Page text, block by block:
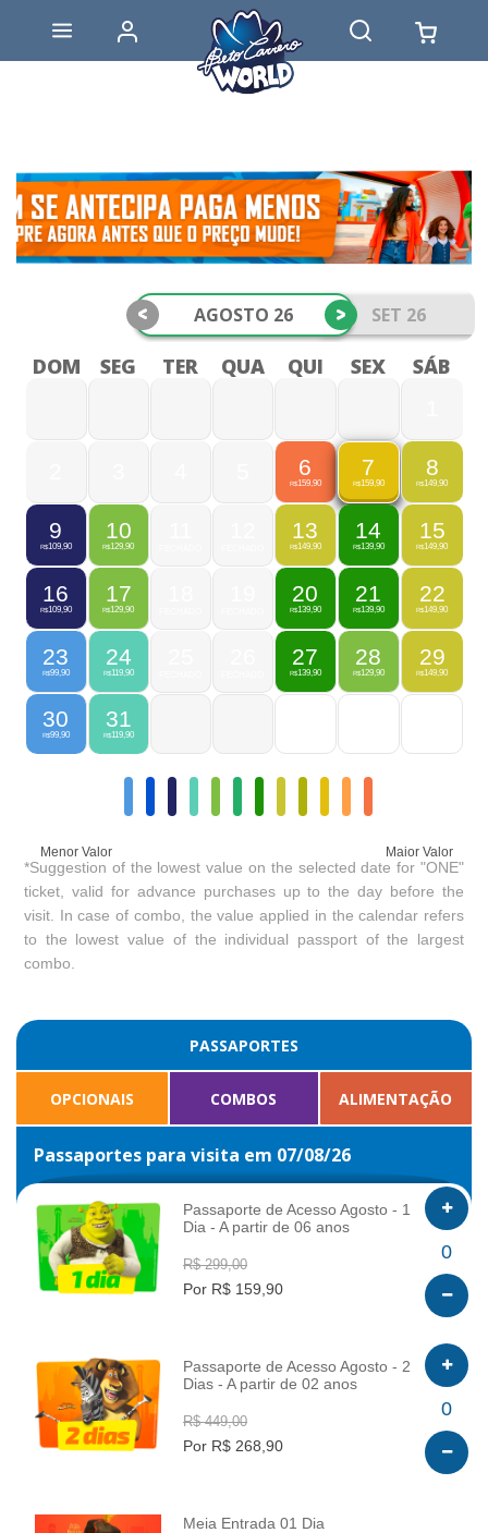
AGOSTO 26 SET 26
< >
DOM SEG TER QUA QUI SEX SÁB
6
R$159,90
7
R$159,90
8
R$149,90
9
R$109,90
10
R$129,90
13
R$149,90
14
R$139,90
15
R$149,90
16
R$109,90
17
R$129,90
20
R$139,90
21
R$139,90
22
R$149,90
23
R$99,90
24
R$119,90
27
R$139,90
28
R$129,90
29
R$149,90
30
R$99,90
31
R$119,90
Menor Valor Maior Valor
*Suggestion of the lowest value on the selected date for "ONE"
ticket, valid for advance purchases up to the day before the
visit. In case of combo, the value applied in the calendar refers
to the lowest value of the individual passport of the largest
combo.
PASSAPORTES
OPCIONAIS COMBOS ALIMENTAÇÃO
Passaportes para visita em 07/08/26
INFO
Passaporte de Acesso Agosto - 1
Dia - A partir de 06 anos
R$ 299,00
Por R$ 159,90
0
INFO
Passaporte de Acesso Agosto - 2
Dias - A partir de 02 anos
R$ 449,00
Por R$ 268,90
0
Meia Entrada 01 Dia